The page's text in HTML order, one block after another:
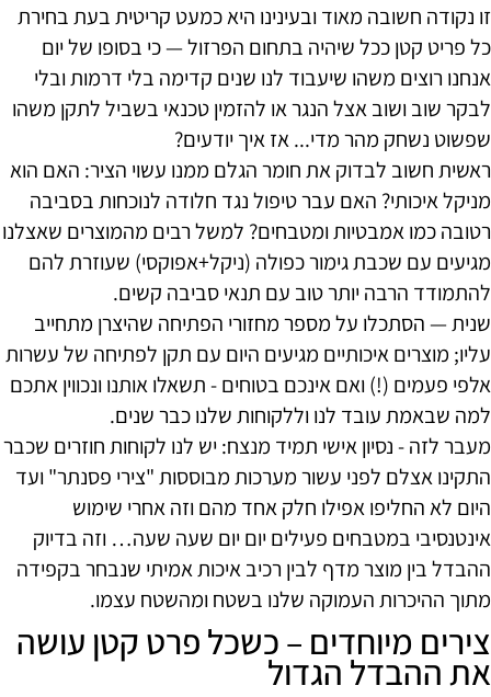
זו נקודה חשובה מאוד ובעינינו היא כמעט קריטית בעת בחירת
כל פריט קטן ככל שיהיה בתחום הפרזול — כי בסופו של יום
אנחנו רוצים משהו שיעבוד לנו שנים קדימה בלי דרמות ובלי
לבקר שוב ושוב אצל הנגר או להזמין טכנאי בשביל לתקן משהו
שפשוט נשחק מהר מדי... אז איך יודעים?
ראשית חשוב לבדוק את חומר הגלם ממנו עשוי הציר: האם הוא
מניקל איכותי? האם עבר טיפול נגד חלודה לנוכחות בסביבה
רטובה כמו אמבטיות ומטבחים? למשל רבים מהמוצרים שאצלנו
מגיעים עם שכבת גימור כפולה (ניקל+אפוקסי) שעוזרת להם
להתמודד הרבה יותר טוב עם תנאי סביבה קשים.
שנית — הסתכלו על מספר מחזורי הפתיחה שהיצרן מתחייב
עליו; מוצרים איכותיים מגיעים היום עם תקן לפתיחה של עשרות
אלפי פעמים (!) ואם אינכם בטוחים - תשאלו אותנו ונכווין אתכם
למה שבאמת עובד לנו וללקוחות שלנו כבר שנים.
מעבר לזה - נסיון אישי תמיד מנצח: יש לנו לקוחות חוזרים שכבר
התקינו אצלם לפני עשור מערכות מבוססות "צירי פסנתר" ועד
היום לא החליפו אפילו חלק אחד מהם וזה אחרי שימוש
אינטנסיבי במטבחים פעילים יום יום שעה שעה… וזה בדיוק
ההבדל בין מוצר מדף לבין רכיב איכות אמיתי שנבחר בקפידה
מתוך ההיכרות העמוקה שלנו בשטח ומהשטח עצמו.
צירים מיוחדים – כשכל פרט קטן עושה
את ההבדל הגדול